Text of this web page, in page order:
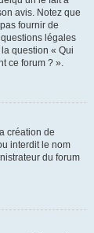
avis. Notez que
fournir de
légales
question « Qui
ce forum ? ».
création de
interdit le nom
du forum